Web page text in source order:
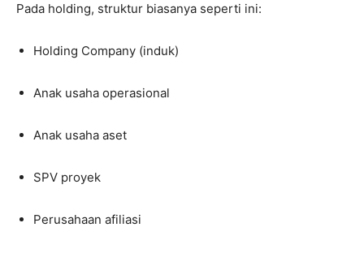
Pada holding, struktur biasanya seperti ini:
Holding Company (induk)
Anak usaha operasional
Anak usaha aset
SPV proyek
Perusahaan afiliasi